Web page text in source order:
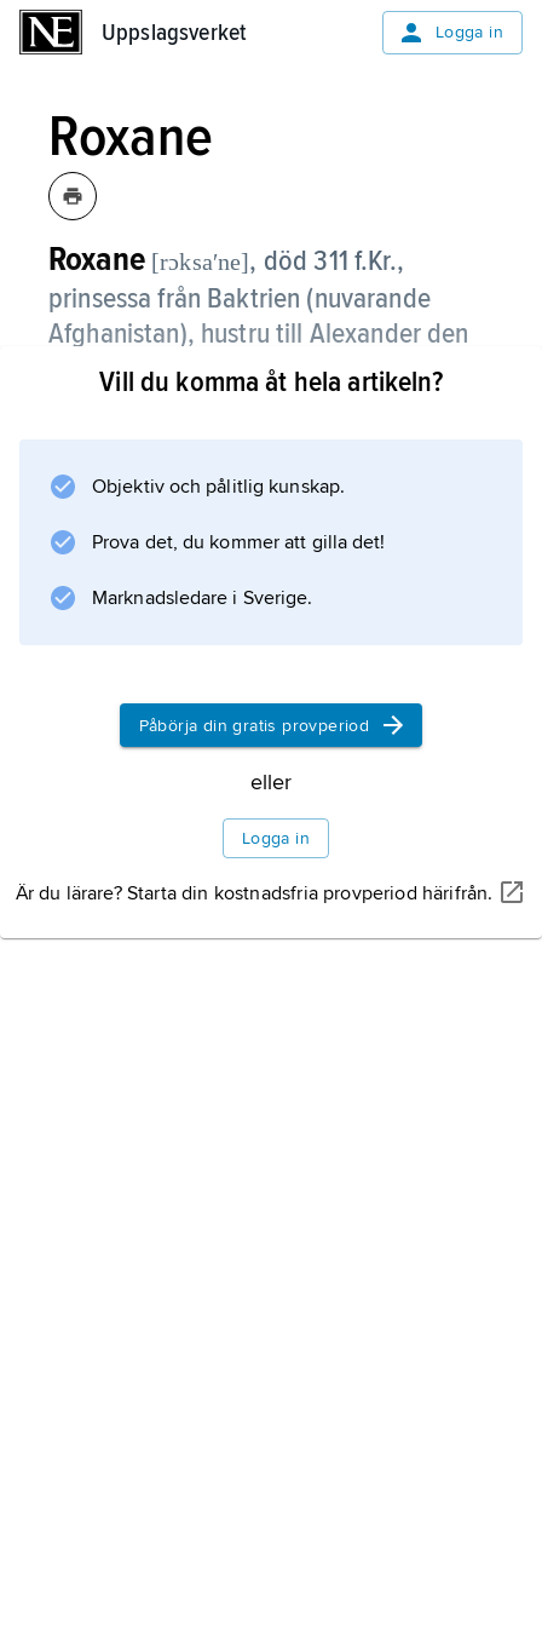
Uppslagsverket Logga in
Roxane
Roxane [rɔksaʹne], död 311 f.Kr.,
prinsessa från Baktrien (nuvarande
Afghanistan), hustru till Alexander den
store från 327.
Därefter förblev de passiva pjäser i
Makedoniens ståthållare Kassandros.
Vill du komma åt hela artikeln?
Objektiv och pålitlig kunskap.
Prova det, du kommer att gilla det!
Marknadsledare i Sverige.
Påbörja din gratis provperiod
eller
Logga in
Är du lärare? Starta din kostnadsfria provperiod härifrån.